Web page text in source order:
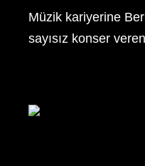
Müzik kariyerine
sayısız konser